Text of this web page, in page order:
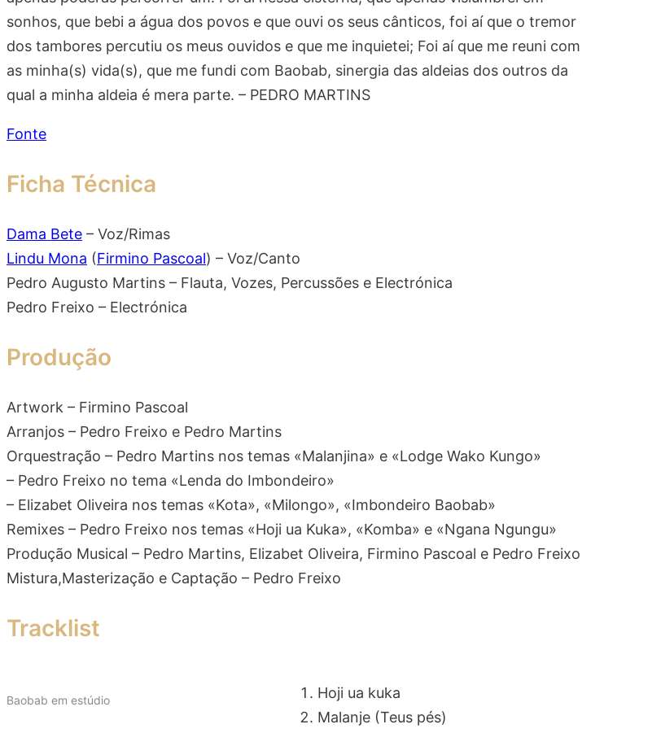
sonhos, que bebi a água dos povos e que ouvi os seus cânticos, foi aí que o tremor
dos tambores percutiu os meus ouvidos e que me inquietei; Foi aí que me reuni com
as minha(s) vida(s), que me fundi com Baobab, sinergia das aldeias dos outros da
qual a minha aldeia é mera parte. – PEDRO MARTINS
Fonte
Ficha Técnica
Dama Bete – Voz/Rimas
Lindu Mona (Firmino Pascoal) – Voz/Canto
Pedro Augusto Martins – Flauta, Vozes, Percussões e Electrónica
Pedro Freixo – Electrónica
Produção
Artwork – Firmino Pascoal
Arranjos – Pedro Freixo e Pedro Martins
Orquestração – Pedro Martins nos temas «Malanjina» e «Lodge Wako Kungo»
– Pedro Freixo no tema «Lenda do Imbondeiro»
– Elizabet Oliveira nos temas «Kota», «Milongo», «Imbondeiro Baobab»
Remixes – Pedro Freixo nos temas «Hoji ua Kuka», «Komba» e «Ngana Ngungu»
Produção Musical – Pedro Martins, Elizabet Oliveira, Firmino Pascoal e Pedro Freixo
Mistura,Masterização e Captação – Pedro Freixo
Tracklist
Baobab em estúdio
Hoji ua kuka
Malanje (Teus pés)